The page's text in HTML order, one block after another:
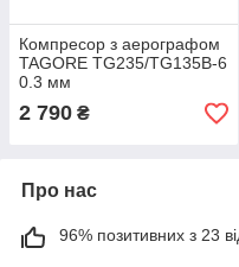
Компресор з аерографом
TAGORE TG235/TG135B-6
0.3 мм
2 790 ₴
Про нас
96% позитивних з 23